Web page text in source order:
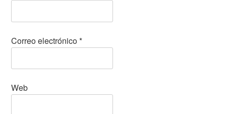
Correo electrónico*
Web